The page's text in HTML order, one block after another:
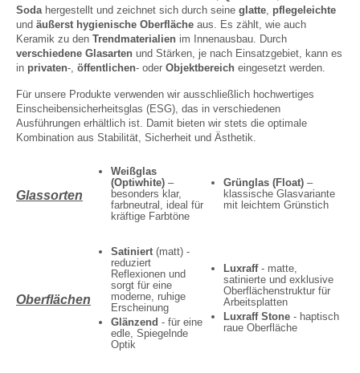
Soda hergestellt und zeichnet sich durch seine glatte, pflegeleichte
und äußerst hygienische Oberfläche aus. Es zählt, wie auch
Keramik zu den Trendmaterialien im Innenausbau. Durch
verschiedene Glasarten und Stärken, je nach Einsatzgebiet, kann es
in privaten-, öffentlichen- oder Objektbereich eingesetzt werden.
Für unsere Produkte verwenden wir ausschließlich hochwertiges
Einscheibensicherheitsglas (ESG), das in verschiedenen
Ausführungen erhältlich ist. Damit bieten wir stets die optimale
Kombination aus Stabilität, Sicherheit und Ästhetik.
Glassorten
Weißglas
(Optiwhite) –
besonders klar,
farbneutral, ideal für
kräftige Farbtöne
Grünglas (Float) –
klassische Glasvariante
mit leichtem Grünstich
Oberflächen
Satiniert (matt) -
reduziert
Reflexionen und
sorgt für eine
moderne, ruhige
Erscheinung
Glänzend - für eine
edle, Spiegelnde
Optik
Luxraff - matte,
satinierte und exklusive
Oberflächenstruktur für
Arbeitsplatten
Luxraff Stone - haptisch
raue Oberfläche